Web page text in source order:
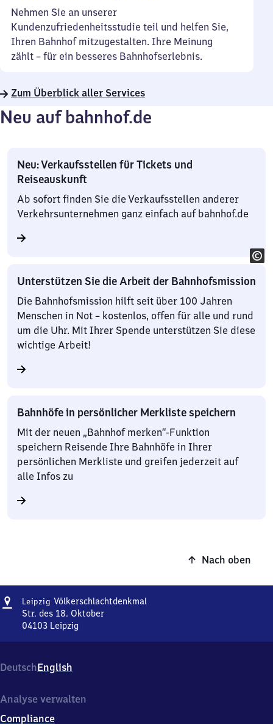
Nehmen Sie an unserer
Kundenzufriedenheitsstudie teil und helfen Sie,
Ihren Bahnhof mitzugestalten. Ihre Meinung
zählt – für ein besseres Bahnhofserlebnis.
Zum Überblick aller Services
Neu auf bahnhof.de
Neu: Verkaufsstellen für Tickets und
Reiseauskunft
Ab sofort finden Sie die Verkaufsstellen anderer
Verkehrsunternehmen ganz einfach auf bahnhof.de
Unterstützen Sie die Arbeit der Bahnhofsmission
Die Bahnhofsmission hilft seit über 100 Jahren
Menschen in Not – kostenlos, offen für alle und rund
um die Uhr. Mit Ihrer Spende unterstützen Sie diese
wichtige Arbeit!
Bahnhöfe in persönlicher Merkliste speichern
Mit der neuen „Bahnhof merken“-Funktion
speichern Reisende Ihre Bahnhöfe in Ihrer
persönlichen Merkliste und greifen jederzeit auf
alle Infos zu
Nach oben
Adresse
Leipzig VölkerschlachtdenkmalLeipzig
Str. des 18. Oktober
04103 Leipzig
Str.
des
Oktober,
DeutschEnglish
Analyse verwalten
Compliance